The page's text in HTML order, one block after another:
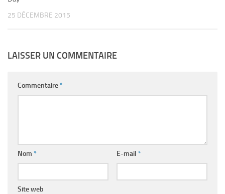
25 DÉCEMBRE 2015
LAISSER UN COMMENTAIRE
Commentaire*
Nom * E-mail *
Site web